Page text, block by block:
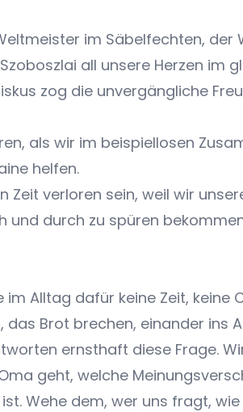
im Säbelfechten,
all unsere Herzen im
zog die unvergängliche
als wir im beispiellosen
helfen.
verloren sein, weil wir
durch zu spüren
Alltag dafür keine Zeit, keine
Brot brechen, einander ins
ernsthaft diese Frage.
geht, welche
Wehe dem, wer uns fragt,